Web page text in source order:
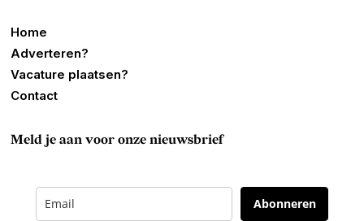
Home
Adverteren?
Vacature plaatsen?
Contact
Meld je aan voor onze nieuwsbrief
Abonneren